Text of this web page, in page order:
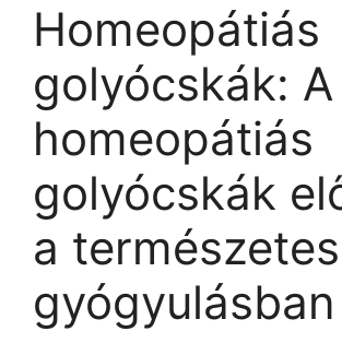
Homeopátiás
golyócskák: A
homeopátiás
golyócskák
a természetes
gyógyulásban